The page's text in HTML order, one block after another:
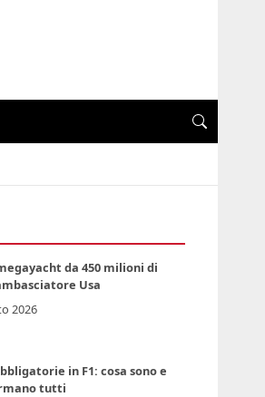
da 450 milioni di
Usa
2026
in F1: cosa sono e
tutti